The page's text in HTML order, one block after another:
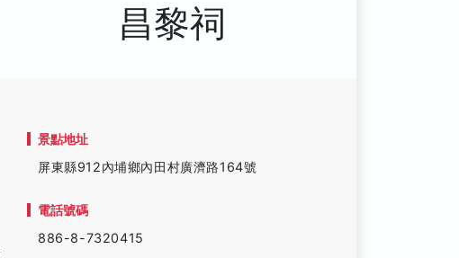
昌黎祠
景點地址
屏東縣912內埔鄉內田村廣濟路164號
電話號碼
886-8-7320415